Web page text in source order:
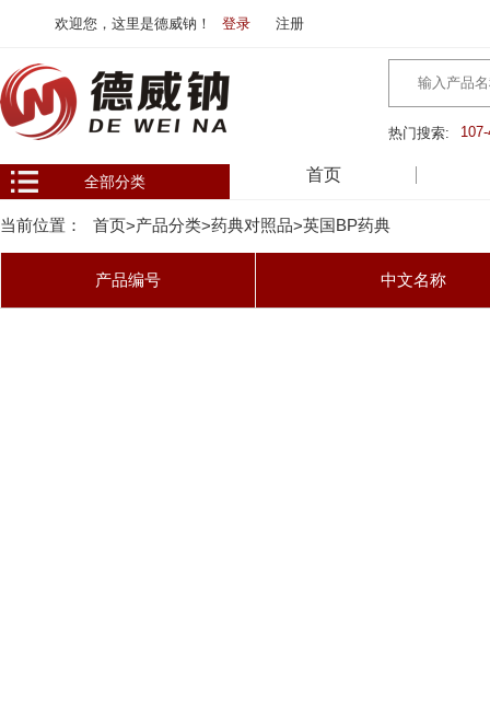
欢迎您，这里是德威钠！ 登录 注册
热门搜索:
全部分类 首页
当前位置： 首页>产品分类>药典对照品>英国BP药典
产品编号 中文名称